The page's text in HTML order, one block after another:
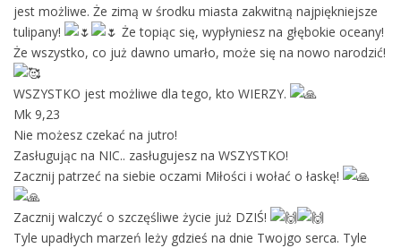
jest możliwe. Że zimą w środku miasta zakwitną najpiękniejsze
tulipany!
Że topiąc się, wypłyniesz na głębokie oceany!
Że wszystko, co już dawno umarło, może się na nowo narodzić!
WSZYSTKO jest możliwe dla tego, kto WIERZY.
Mk 9,23
Nie możesz czekać na jutro!
Zasługując na NIC.. zasługujesz na WSZYSTKO!
Zacznij patrzeć na siebie oczami Miłości i wołać o łaskę!
Zacznij walczyć o szczęśliwe życie już DZIŚ!
Tyle upadłych marzeń leży gdzieś na dnie Twojgo serca. Tyle